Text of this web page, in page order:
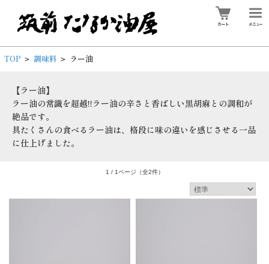
TOP > 調味料 > ラー油
【ラー油】
ラー油の常識を超越!!ラー油の辛さと香ばしい黒胡麻との調和が
絶品です。
具たくさんの食べるラー油は、格段に味の違いを感じさせる一品
に仕上げました。
1 / 1ページ （全2件）